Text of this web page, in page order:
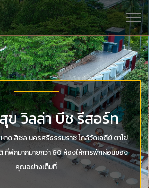
พักริมทะเล หาดหิน
หินที่สวยงามตาม
ธรรมชาติ